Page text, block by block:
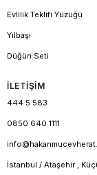
Evlilik Teklifi Yüzüğü
Yılbaşı
Düğün Seti
İLETİŞİM
444 5 583
0850 640 1111
İstanbul / Ataşehir ,